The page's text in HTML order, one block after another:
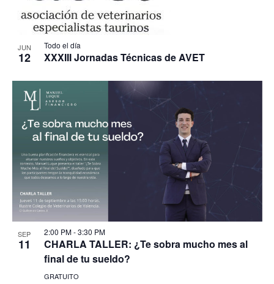
JUN
12
Todo el día
XXXIII Jornadas Técnicas de AVET
SEP
11
2:00 PM-3:30 PM
CHARLA TALLER: ¿Te sobra mucho mes al
final de tu sueldo?
GRATUITO